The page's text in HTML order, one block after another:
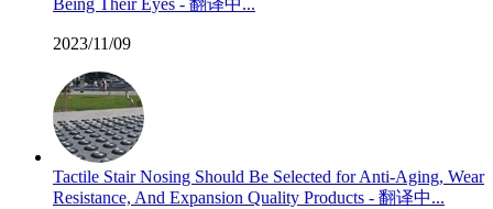
2023/11/09
Tactile Stair Nosing Should Be Selected for Anti-Aging, Wear
Resistance, And Expansion Quality Products - 翻译中...